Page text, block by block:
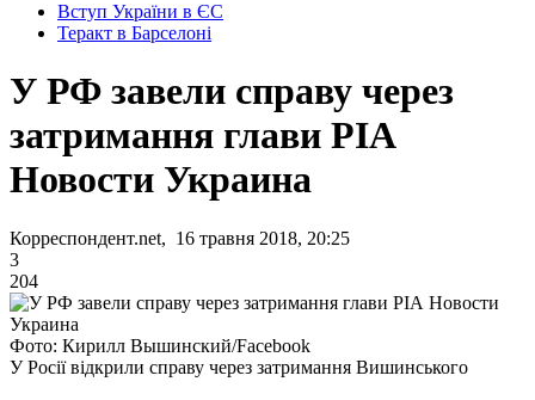
Вступ України в ЄС
Теракт в Барселоні
У РФ завели справу через
затримання глави РІА
Новости Украина
Корреспондент.net, 16 травня 2018, 20:25
3
204
Фото: Кирилл Вышинский/Facebook
У Росії відкрили справу через затримання Вишинського